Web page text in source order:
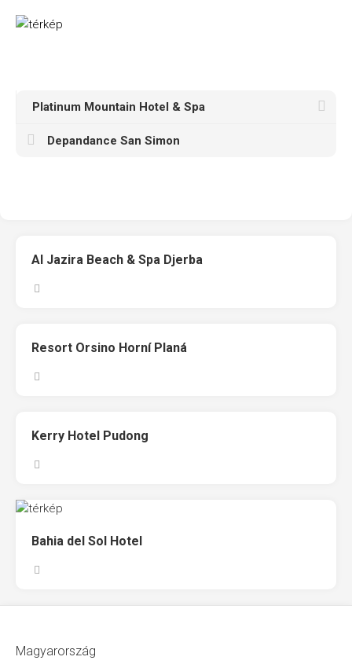
Platinum Mountain Hotel & Spa
Depandance San Simon
Al Jazira Beach & Spa Djerba
Resort Orsino Horní Planá
Kerry Hotel Pudong
Bahia del Sol Hotel
Magyarország